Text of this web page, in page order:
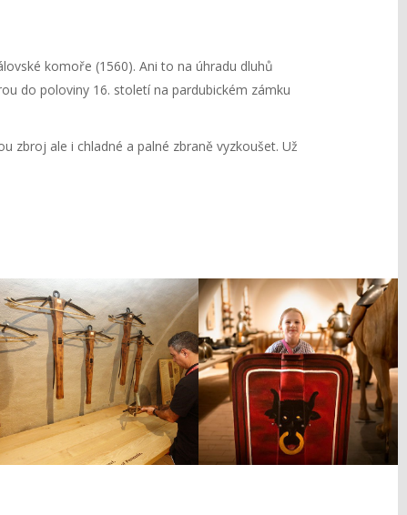
komoře (1560). Ani to na úhradu dluhů
do poloviny 16. století na pardubickém zámku
zbroj ale i chladné a palné zbraně vyzkoušet. Už